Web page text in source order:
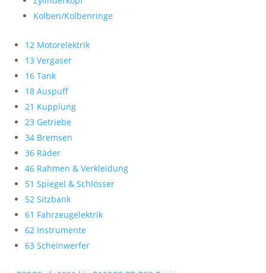
Kolben/Kolbenringe
12 Motorelektrik
13 Vergaser
16 Tank
18 Auspuff
21 Kupplung
23 Getriebe
34 Bremsen
36 Räder
46 Rahmen & Verkleidung
51 Spiegel & Schlösser
52 Sitzbank
61 Fahrzeugelektrik
62 Instrumente
63 Scheinwerfer